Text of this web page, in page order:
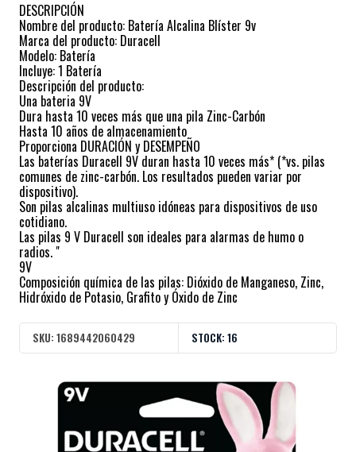
DESCRIPCIÓN
Nombre del producto: Batería Alcalina Blíster 9v
Marca del producto: Duracell
Modelo: Batería
Incluye: 1 Batería
Descripción del producto:
Una bateria 9V
Dura hasta 10 veces más que una pila Zinc-Carbón
Hasta 10 años de almacenamiento
Proporciona DURACIÓN y DESEMPEÑO
Las baterías Duracell 9V duran hasta 10 veces más* (*vs. pilas
comunes de zinc-carbón. Los resultados pueden variar por
dispositivo).
Son pilas alcalinas multiuso idóneas para dispositivos de uso
cotidiano.
Las pilas 9 V Duracell son ideales para alarmas de humo o
radios. "
9V
Composición química de las pilas: Dióxido de Manganeso, Zinc,
Hidróxido de Potasio, Grafito y Óxido de Zinc
SKU: 1689442060429 STOCK: 16